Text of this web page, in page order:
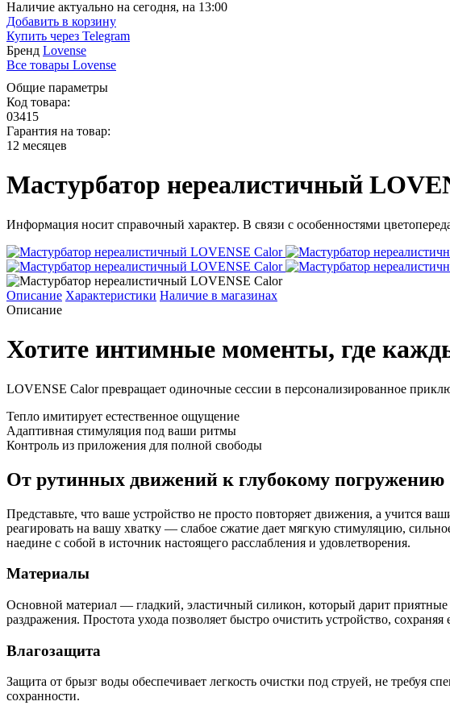
Наличие актуально на сегодня, на 13:00
Добавить в корзину
Купить через Telegram
Бренд Lovense
Все товары Lovense
Общие параметры
Код товара:
03415
Гарантия на товар:
12 месяцев
Мастурбатор нереалистичный
Информация носит справочный характер. В связи с особенностями
Описание Характеристики Наличие в магазинах
Описание
Хотите интимные моменты, где
LOVENSE Calor превращает одиночные сессии в персонализированное
Тепло имитирует естественное ощущение
Адаптивная стимуляция под ваши ритмы
Контроль из приложения для полной свободы
От рутинных движений к глубокому погружению
Представьте, что ваше устройство не просто повторяет движения, а учится
реагировать на вашу хватку — слабое сжатие дает мягкую стимуляцию,
наедине с собой в источник настоящего расслабления и удовлетворения.
Материалы
Основной материал — гладкий, эластичный силикон, который дарит
раздражения. Простота ухода позволяет быстро очистить устройство,
Влагозащита
Защита от брызг воды обеспечивает легкость очистки под струей, не требуя
сохранности.